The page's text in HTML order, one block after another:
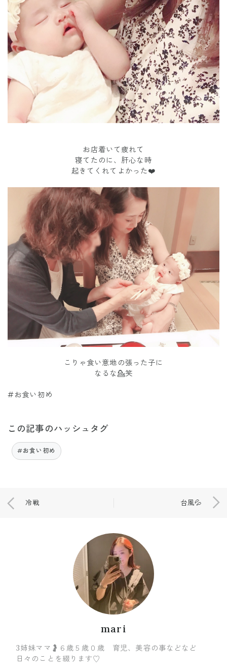
お店着いて疲れて
寝てたのに、肝心な時
起きてくれてよかった❤️
こりゃ食い意地の張った子に
なるな💁笑
#お食い初め
この記事のハッシュタグ
#お食い初め
冷戦 台風💦
mari
3姉妹ママ🤰６歳５歳０歳 育児、美容の事などなど
日々のことを綴ります♡